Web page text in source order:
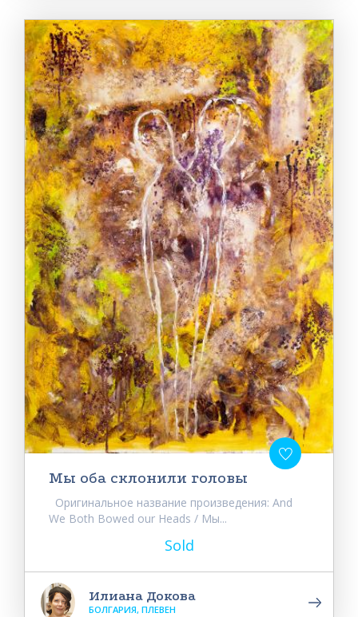
Мы оба склонили головы
Оригинальное название произведения: And
We Both Bowed our Heads / Мы...
Sold
Илиана Докова
БОЛГАРИЯ, ПЛЕВЕН